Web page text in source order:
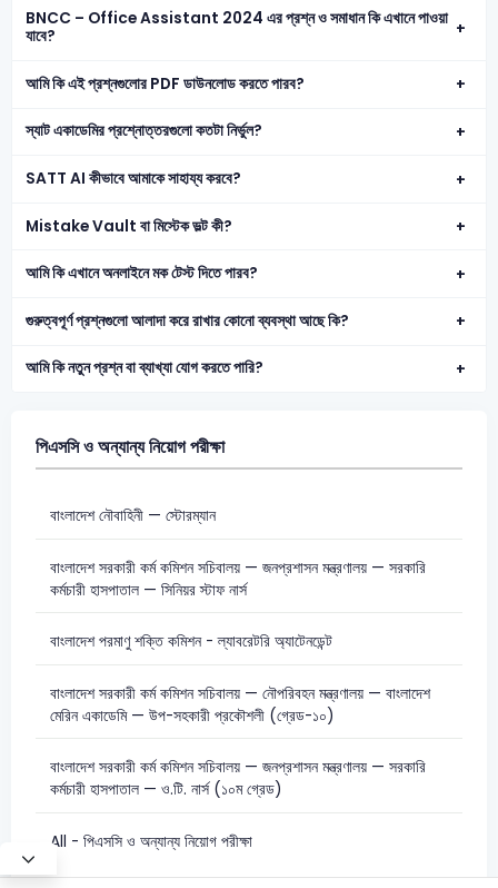
BNCC – Office Assistant 2024 এর প্রশ্ন ও সমাধান কি এখানে পাওয়া
যাবে?
আমি কি এই প্রশ্নগুলোর PDF ডাউনলোড করতে পারব?
স্যাট একাডেমির প্রশ্নোত্তরগুলো কতটা নির্ভুল?
SATT AI কীভাবে আমাকে সাহায্য করবে?
Mistake Vault বা মিস্টেক ভল্ট কী?
আমি কি এখানে অনলাইনে মক টেস্ট দিতে পারব?
গুরুত্বপূর্ণ প্রশ্নগুলো আলাদা করে রাখার কোনো ব্যবস্থা আছে কি?
আমি কি নতুন প্রশ্ন বা ব্যাখ্যা যোগ করতে পারি?
পিএসসি ও অন্যান্য নিয়োগ পরীক্ষা
বাংলাদেশ নৌবাহিনী — স্টোরম্যান
বাংলাদেশ সরকারী কর্ম কমিশন সচিবালয় — জনপ্রশাসন মন্ত্রণালয় — সরকারি
কর্মচারী হাসপাতাল — সিনিয়র স্টাফ নার্স
বাংলাদেশ পরমাণু শক্তি কমিশন - ল্যাবরেটরি অ্যাটেনডেন্ট
বাংলাদেশ সরকারী কর্ম কমিশন সচিবালয় — নৌপরিবহন মন্ত্রণালয় — বাংলাদেশ
মেরিন একাডেমি — উপ-সহকারী প্রকৌশলী (গ্রেড-১০)
বাংলাদেশ সরকারী কর্ম কমিশন সচিবালয় — জনপ্রশাসন মন্ত্রণালয় — সরকারি
কর্মচারী হাসপাতাল — ও.টি. নার্স (১০ম গ্রেড)
All - পিএসসি ও অন্যান্য নিয়োগ পরীক্ষা